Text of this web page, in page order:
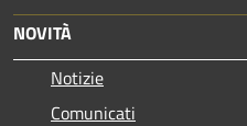
NOVITÀ
Notizie
Comunicati